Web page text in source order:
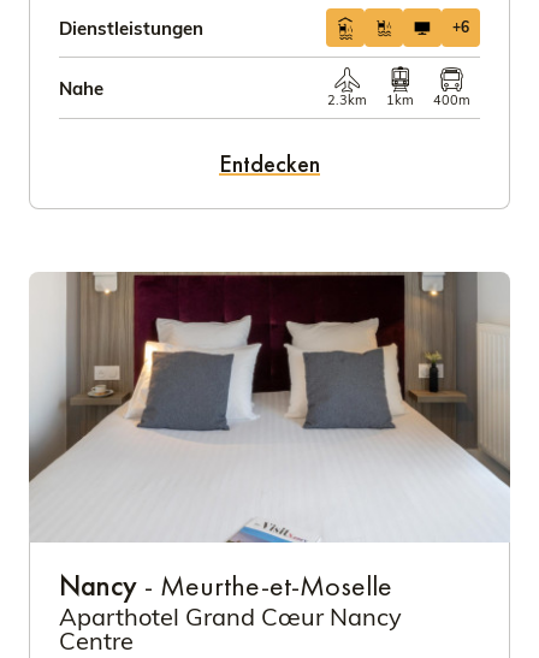
Dienstleistungen +6
Nahe
2.3km 1km 400m
Entdecken
Nancy - Meurthe-et-Moselle
Aparthotel Grand Cœur Nancy
Centre